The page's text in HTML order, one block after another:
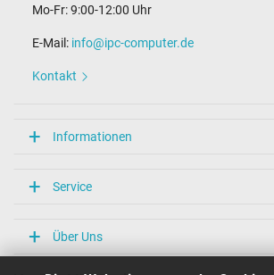
Mo-Fr: 9:00-12:00 Uhr
E-Mail: info@ipc-computer.de
Kontakt
Informationen
Service
Über Uns